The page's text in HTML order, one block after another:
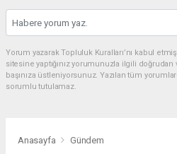
Yorum yazarak Topluluk Kuralları’nı kabul
sitesine yaptığınız yorumunuzla ilgili
başınıza üstleniyorsunuz. Yazılan tüm
sorumlu tutulamaz.
Anasayfa Gündem